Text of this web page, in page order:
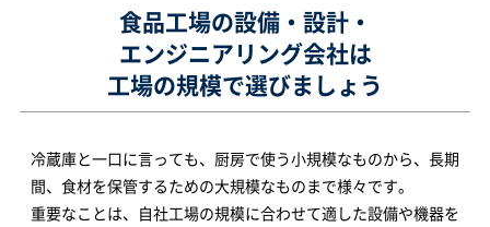
食品工場の設備・設計・
エンジニアリング会社は
工場の規模で選びましょう
冷蔵庫と一口に言っても、厨房で使う小規模なものから、長期
間、食材を保管するための大規模なものまで様々です。
重要なことは、自社工場の規模に合わせて適した設備や機器を